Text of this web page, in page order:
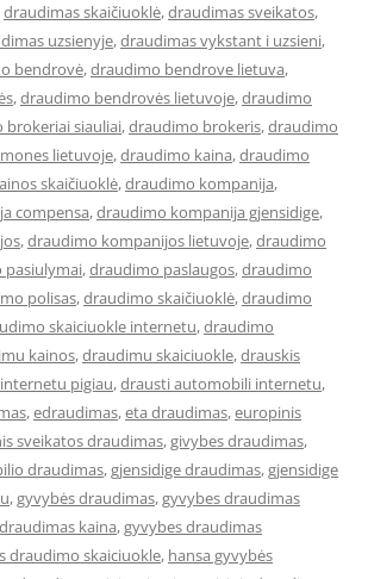
draudimas skaičiuoklė,draudimas sveikatos,
uzsienyje,draudimas vykstant i uzsieni,
bendrovė,draudimo bendrove lietuva,
,draudimo bendrovės lietuvoje,draudimo
brokeriai siauliai,draudimo brokeris,draudimo
lietuvoje,draudimo kaina,draudimo
skaičiuoklė,draudimo kompanija,
compensa,draudimo kompanija gjensidige,
,draudimo kompanijos lietuvoje,draudimo
,draudimo paslaugos,draudimo
polisas,draudimo skaičiuoklė,draudimo
skaiciuokle internetu,draudimo
kainos,draudimu skaiciuokle,drauskis
pigiau,drausti automobili internetu,
,edraudimas,eta draudimas,europinis
sveikatos draudimas,givybes draudimas,
draudimas,gjensidige draudimas,gjensidige
,gyvybės draudimas,gyvybes draudimas
kaina,gyvybes draudimas
draudimo skaiciuokle, hansa gyvybės